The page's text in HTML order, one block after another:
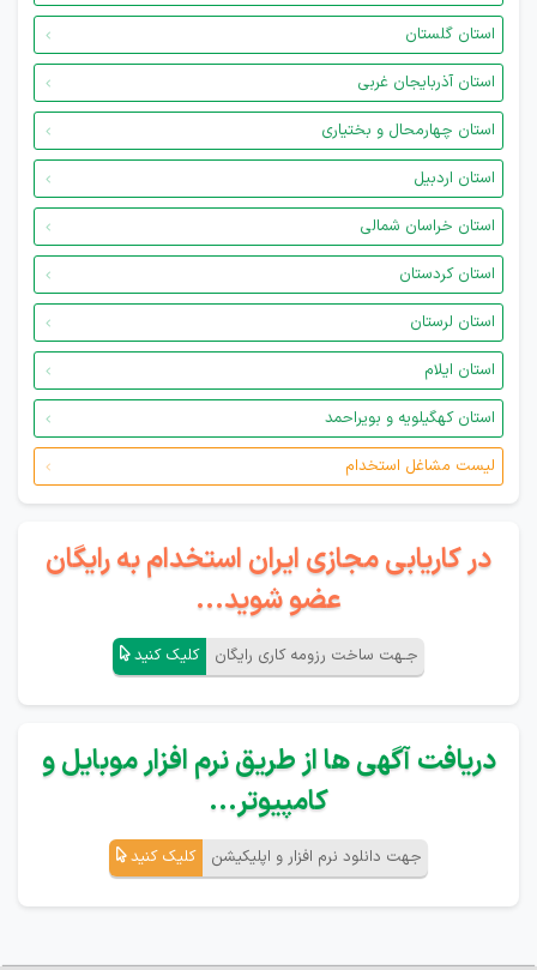
استان گلستان
استان آذربایجان غربی
استان چهارمحال و بختیاری
استان اردبیل
استان خراسان شمالی
استان کردستان
استان لرستان
استان ایلام
استان کهگیلویه و بویراحمد
لیست مشاغل استخدام
در کاریابی مجازی ایران استخدام به رایگان
عضو شوید...
جـهت ساخت رزومه کاری رایگان کلیک کنید
دریافت آگهی ها از طریق نرم افزار موبایل و
کامپیوتر...
جهت دانلود نرم افزار و اپلیکیشن کلیک کنید